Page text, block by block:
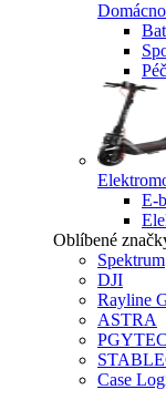
E-
Oblíbené
Spektrum
DJI
Rayline
ASTRA
Case